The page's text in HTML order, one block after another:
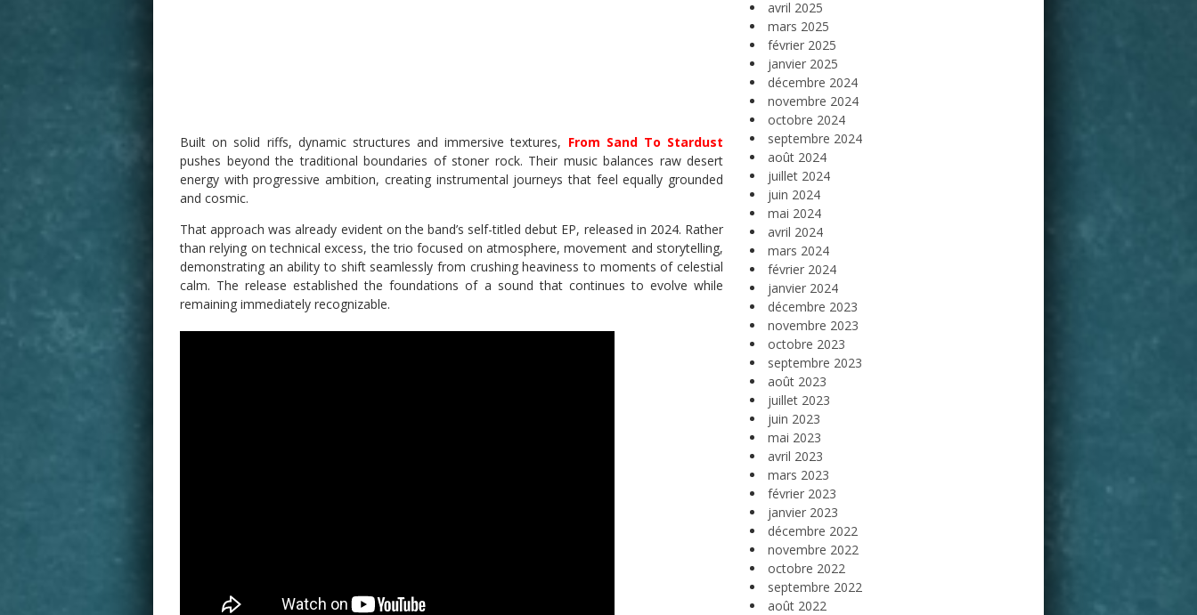
Built on solid riffs, dynamic structures and immersive textures, From Sand To Stardust
pushes beyond the traditional boundaries of stoner rock. Their music balances raw desert
energy with progressive ambition, creating instrumental journeys that feel equally grounded
and cosmic.
That approach was already evident on the band’s self-titled debut EP, released in 2024. Rather
than relying on technical excess, the trio focused on atmosphere, movement and storytelling,
demonstrating an ability to shift seamlessly from crushing heaviness to moments of celestial
calm. The release established the foundations of a sound that continues to evolve while
remaining immediately recognizable.
avril 2025
mars 2025
février 2025
janvier 2025
décembre 2024
novembre 2024
octobre 2024
septembre 2024
août 2024
juillet 2024
juin 2024
mai 2024
avril 2024
mars 2024
février 2024
janvier 2024
décembre 2023
novembre 2023
octobre 2023
septembre 2023
août 2023
juillet 2023
juin 2023
mai 2023
avril 2023
mars 2023
février 2023
janvier 2023
décembre 2022
novembre 2022
octobre 2022
septembre 2022
août 2022